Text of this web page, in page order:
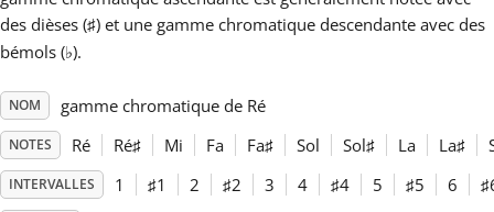
English
Español
Français
des dièses (♯) et une gamme chromatique descendante avec des
bémols (♭).
NOM gamme chromatique de Ré
NOTES Ré Ré♯ Mi Fa Fa♯ Sol Sol♯ La La♯
INTERVALLES 1 ♯1 2 ♯2 3 4 ♯4 5 ♯5 6 ♯